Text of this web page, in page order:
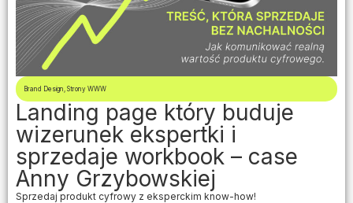
Brand Design Strony WWW
Landing page który buduje
wizerunek ekspertki i
sprzedaje workbook – case
Anny Grzybowskiej
Sprzedaj produkt cyfrowy z eksperckim know-how!